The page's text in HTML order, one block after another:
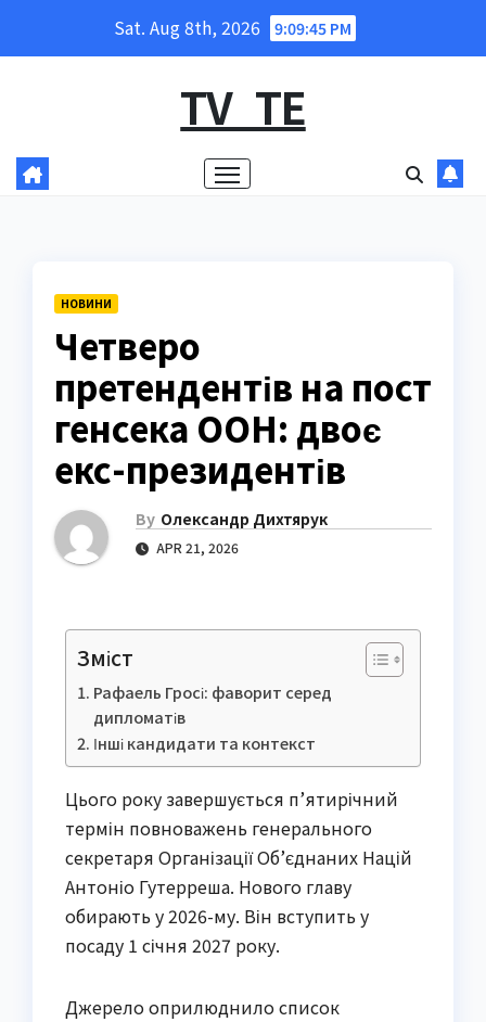
Sat. Aug 8th, 2026 9:09:46 PM
TV_TE
НОВИНИ
Четверо
претендентів на пост
генсека ООН: двоє
екс-президентів
By Олександр Дихтярук
APR 21, 2026
Зміст
Рафаель Гросі: фаворит серед
дипломатів
Інші кандидати та контекст
Цього року завершується п’ятирічний
термін повноважень генерального
секретаря Організації Об’єднаних Націй
Антоніо Гутерреша. Нового главу
обирають у 2026-му. Він вступить у
посаду 1 січня 2027 року.
Джерело оприлюднило список